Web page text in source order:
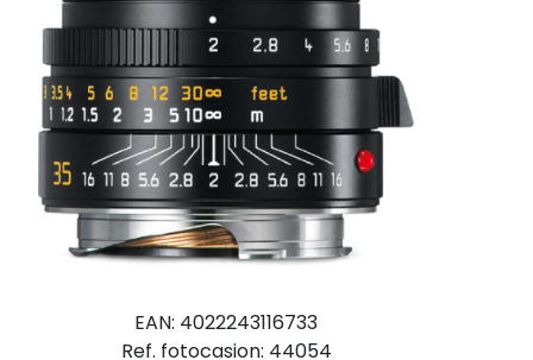
EAN: 4022243116733
Ref. fotocasion: 44054